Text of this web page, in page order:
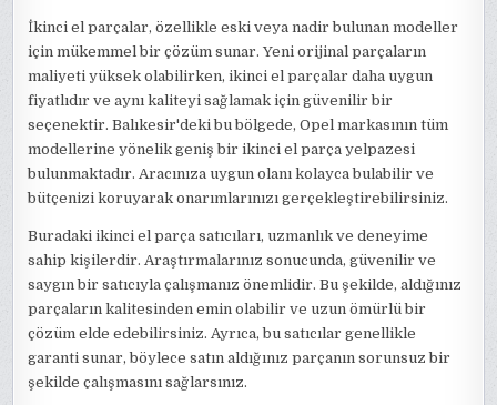
İkinci el parçalar, özellikle eski veya nadir bulunan modeller
için mükemmel bir çözüm sunar. Yeni orijinal parçaların
maliyeti yüksek olabilirken, ikinci el parçalar daha uygun
fiyatlıdır ve aynı kaliteyi sağlamak için güvenilir bir
seçenektir. Balıkesir'deki bu bölgede, Opel markasının tüm
modellerine yönelik geniş bir ikinci el parça yelpazesi
bulunmaktadır. Aracınıza uygun olanı kolayca bulabilir ve
bütçenizi koruyarak onarımlarınızı gerçekleştirebilirsiniz.
Buradaki ikinci el parça satıcıları, uzmanlık ve deneyime
sahip kişilerdir. Araştırmalarınız sonucunda, güvenilir ve
saygın bir satıcıyla çalışmanız önemlidir. Bu şekilde, aldığınız
parçaların kalitesinden emin olabilir ve uzun ömürlü bir
çözüm elde edebilirsiniz. Ayrıca, bu satıcılar genellikle
garanti sunar, böylece satın aldığınız parçanın sorunsuz bir
şekilde çalışmasını sağlarsınız.